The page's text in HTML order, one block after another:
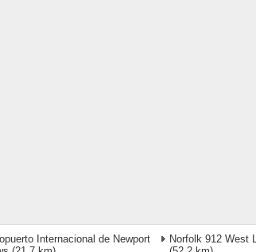
Internacional de Newport
Norfolk 912 West